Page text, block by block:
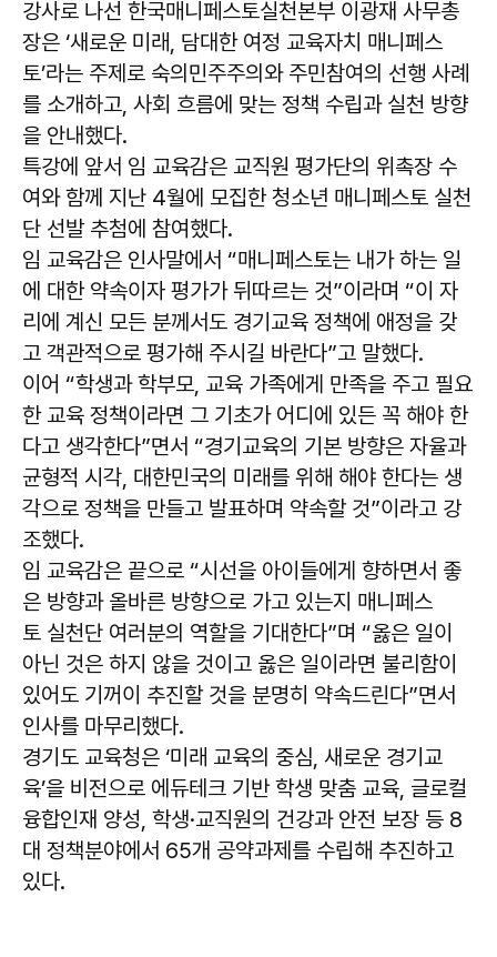
강사로 나선 한국매니페스토실천본부 이광재 사무총
장은 ‘새로운 미래, 담대한 여정 교육자치 매니페스
토’라는 주제로 숙의민주주의와 주민참여의 선행 사례
를 소개하고, 사회 흐름에 맞는 정책 수립과 실천 방향
을 안내했다.
특강에 앞서 임 교육감은 교직원 평가단의 위촉장 수
여와 함께 지난 4월에 모집한 청소년 매니페스토 실천
단 선발 추첨에 참여했다.
임 교육감은 인사말에서 “매니페스토는 내가 하는 일
에 대한 약속이자 평가가 뒤따르는 것”이라며 “이 자
리에 계신 모든 분께서도 경기교육 정책에 애정을 갖
고 객관적으로 평가해 주시길 바란다”고 말했다.
이어 “학생과 학부모, 교육 가족에게 만족을 주고 필요
한 교육 정책이라면 그 기초가 어디에 있든 꼭 해야 한
다고 생각한다”면서 “경기교육의 기본 방향은 자율과
균형적 시각, 대한민국의 미래를 위해 해야 한다는 생
각으로 정책을 만들고 발표하며 약속할 것”이라고 강
조했다.
임 교육감은 끝으로 “시선을 아이들에게 향하면서 좋
은 방향과 올바른 방향으로 가고 있는지 매니페스
토 실천단 여러분의 역할을 기대한다”며 “옳은 일이
아닌 것은 하지 않을 것이고 옳은 일이라면 불리함이
있어도 기꺼이 추진할 것을 분명히 약속드린다”면서
인사를 마무리했다.
경기도 교육청은 ‘미래 교육의 중심, 새로운 경기교
육’을 비전으로 에듀테크 기반 학생 맞춤 교육, 글로컬
융합인재 양성, 학생·교직원의 건강과 안전 보장 등 8
대 정책분야에서 65개 공약과제를 수립해 추진하고
있다.